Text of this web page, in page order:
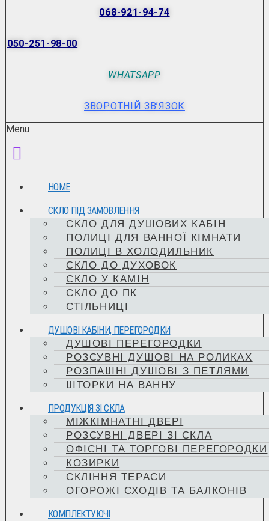
068-921-94-74
050-251-98-00
WHATSAPP
ЗВОРОТНІЙ ЗВ’ЯЗОК
Menu
HOME
СКЛО ПІД ЗАМОВЛЕННЯ
СКЛО ДЛЯ ДУШОВИХ КАБІН
ПОЛИЦІ ДЛЯ ВАННОЇ КІМНАТИ
ПОЛИЦІ В ХОЛОДИЛЬНИК
СКЛО ДО ДУХОВОК
СКЛО У КАМІН
СКЛО ДО ПК
СТІЛЬНИЦІ
ДУШОВІ КАБІНИ, ПЕРЕГОРОДКИ
ДУШОВІ ПЕРЕГОРОДКИ
РОЗСУВНІ ДУШОВІ НА РОЛИКАХ
РОЗПАШНІ ДУШОВІ З ПЕТЛЯМИ
ШТОРКИ НА ВАННУ
ПРОДУКЦІЯ ЗІ СКЛА
МІЖКІМНАТНІ ДВЕРІ
РОЗСУВНІ ДВЕРІ ЗІ СКЛА
ОФІСНІ ТА ТОРГОВІ ПЕРЕГОРОДКИ
КОЗИРКИ
СКЛІННЯ ТЕРАСИ
ОГОРОЖІ СХОДІВ ТА БАЛКОНІВ
КОМПЛЕКТУЮЧІ